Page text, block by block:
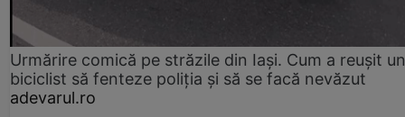
Urmărire comică pe străzile din Iași. Cum a reușit un
biciclist să fenteze poliția și să se facă nevăzut
adevarul.ro